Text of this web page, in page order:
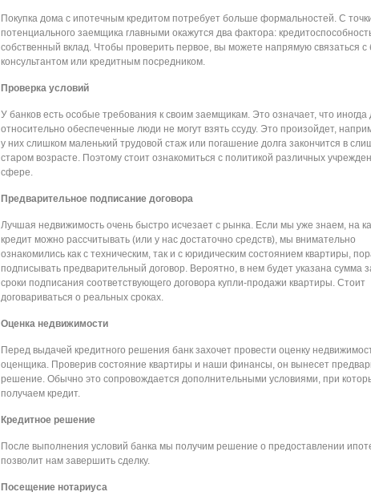
Покупка дома с ипотечным кредитом потребует больше формальностей. С
потенциального заемщика главными окажутся два фактора:
собственный вклад. Чтобы проверить первое, вы можете напрямую связаться с
консультантом или кредитным посредником.
Проверка условий
У банков есть особые требования к своим заемщикам. Это означает, что иногда
относительно обеспеченные люди не могут взять ссуду. Это произойдет,
у них слишком маленький трудовой стаж или погашение долга закончится в
старом возрасте. Поэтому стоит ознакомиться с политикой различных
сфере.
Предварительное подписание договора
Лучшая недвижимость очень быстро исчезает с рынка. Если мы уже знаем, на
кредит можно рассчитывать (или у нас достаточно средств), мы внимательно
ознакомились как с техническим, так и с юридическим состоянием квартиры,
подписывать предварительный договор. Вероятно, в нем будет указана сумма
сроки подписания соответствующего договора купли-продажи квартиры. Стоит
договариваться о реальных сроках.
Оценка недвижимости
Перед выдачей кредитного решения банк захочет провести оценку
оценщика. Проверив состояние квартиры и наши финансы, он вынесет
решение. Обычно это сопровождается дополнительными условиями, при
получаем кредит.
Кредитное решение
После выполнения условий банка мы получим решение о предоставлении
позволит нам завершить сделку.
Посещение нотариуса